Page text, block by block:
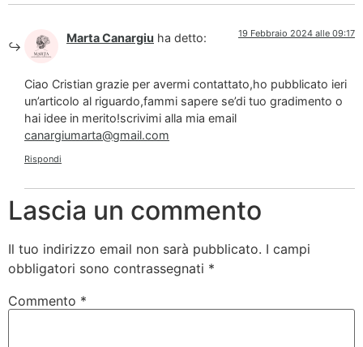
Marta Canargiu ha detto: 19 Febbraio 2024 alle 09:17
Ciao Cristian grazie per avermi contattato,ho pubblicato ieri
un’articolo al riguardo,fammi sapere se’di tuo gradimento o
hai idee in merito!scrivimi alla mia email
canargiumarta@gmail.com
Rispondi
Lascia un commento
Il tuo indirizzo email non sarà pubblicato. I campi
obbligatori sono contrassegnati *
Commento *